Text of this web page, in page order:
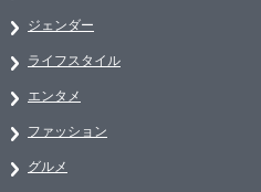
ジェンダー
ライフスタイル
エンタメ
ファッション
グルメ